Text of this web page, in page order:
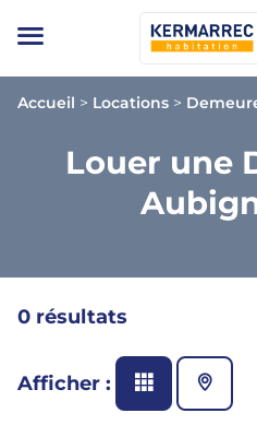
Accueil > Locations >
Louer une
0 résultats
Afficher :